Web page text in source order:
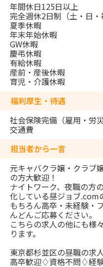
年間休日125日以上
完全週休2日制（土・日・
夏季休暇
年末年始休暇
GW休暇
慶弔休暇
有給休暇
産前・産後休暇
育児・介護休暇
福利厚生・待遇
社会保険完備（雇用・労
交通費
担当者から一言
元キャバクラ嬢・クラブ
の方大歓迎！
ナイトワーク、夜職の方
化している昼ジョブ.com
もちろん高卒・未経験・
んどんご応募ください。
こちらの求人の他にも様
ります。
東京都杉並区の昼職の求人
高卒歓迎♢資格不問♢経